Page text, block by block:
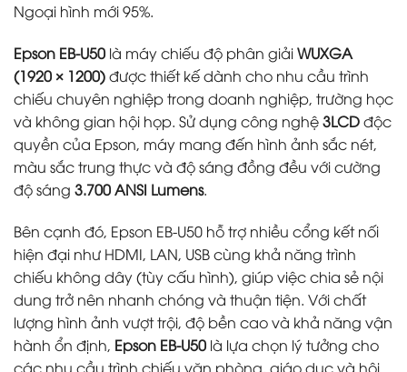
Ngoại hình mới 95%.
Epson EB-U50 là máy chiếu độ phân giảiWUXGA
(1920 × 1200)được thiết kế dành cho nhu cầu trình
chiếu chuyên nghiệp trong doanh nghiệp, trường học
và không gian hội họp. Sử dụng công nghệ3LCDđộc
quyền của Epson, máy mang đến hình ảnh sắc nét,
màu sắc trung thực và độ sáng đồng đều với cường
độ sáng 3.700 ANSI Lumens.
Bên cạnh đó, Epson EB-U50 hỗ trợ nhiều cổng kết nối
hiện đại như HDMI, LAN, USB cùng khả năng trình
chiếu không dây (tùy cấu hình), giúp việc chia sẻ nội
dung trở nên nhanh chóng và thuận tiện. Với chất
lượng hình ảnh vượt trội, độ bền cao và khả năng vận
hành ổn định, Epson EB-U50 là lựa chọn lý tưởng cho
các nhu cầu trình chiếu văn phòng, giáo dục và hội